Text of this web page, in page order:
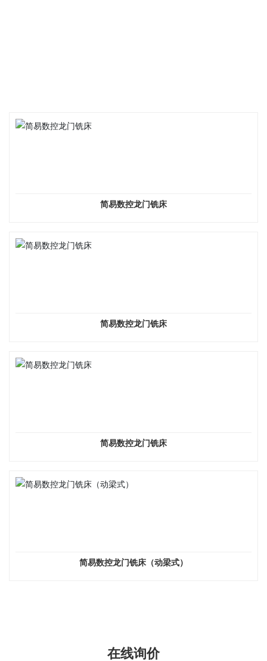
简易数控龙门铣床
简易数控龙门铣床
简易数控龙门铣床
简易数控龙门铣床（动梁式）
在线询价